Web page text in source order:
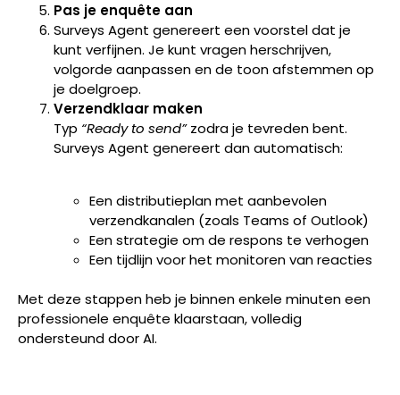
Pas je enquête aan
Surveys Agent genereert een voorstel dat je
kunt verfijnen. Je kunt vragen herschrijven,
volgorde aanpassen en de toon afstemmen op
je doelgroep.
Verzendklaar maken
Typ “Ready to send”zodra je tevreden bent.
Surveys Agent genereert dan automatisch:
Een distributieplan met aanbevolen
verzendkanalen (zoals Teams of Outlook)
Een strategie om de respons te verhogen
Een tijdlijn voor het monitoren van reacties
Met deze stappen heb je binnen enkele minuten een
professionele enquête klaarstaan, volledig
ondersteund door AI.